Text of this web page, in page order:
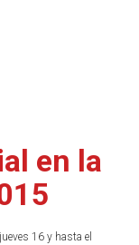
en la
16 y hasta el